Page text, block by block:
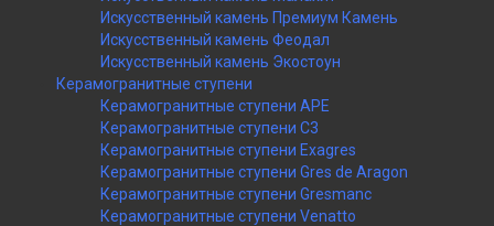
Искусственный камень Премиум Камень
Искусственный камень Феодал
Искусственный камень Экостоун
Керамогранитные ступени
Керамогранитные ступени APE
Керамогранитные ступени C3
Керамогранитные ступени Exagres
Керамогранитные ступени Gres de Aragon
Керамогранитные ступени Gresmanc
Керамогранитные ступени Venatto